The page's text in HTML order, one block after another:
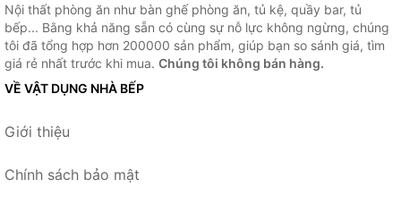
Nội thất phòng ăn như bàn ghế phòng ăn, tủ kệ, quầy bar, tủ
bếp... Bằng khả năng sẵn có cùng sự nỗ lực không ngừng, chúng
tôi đã tổng hợp hơn 200000 sản phẩm, giúp bạn so sánh giá, tìm
giá rẻ nhất trước khi mua. Chúng tôi không bán hàng.
VỀ VẬT DỤNG NHÀ BẾP
Giới thiệu
Chính sách bảo mật